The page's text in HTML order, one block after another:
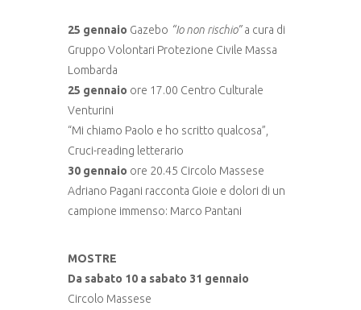
25 gennaio Gazebo “Io non rischio”a cura di
Gruppo Volontari Protezione Civile Massa
Lombarda
25 gennaio ore 17.00 Centro Culturale
Venturini
“Mi chiamo Paolo e ho scritto qualcosa”,
Cruci-reading letterario
30 gennaio ore 20.45 Circolo Massese
Adriano Pagani racconta Gioie e dolori di un
campione immenso: Marco Pantani
MOSTRE
Da sabato 10 a sabato 31 gennaio
Circolo Massese